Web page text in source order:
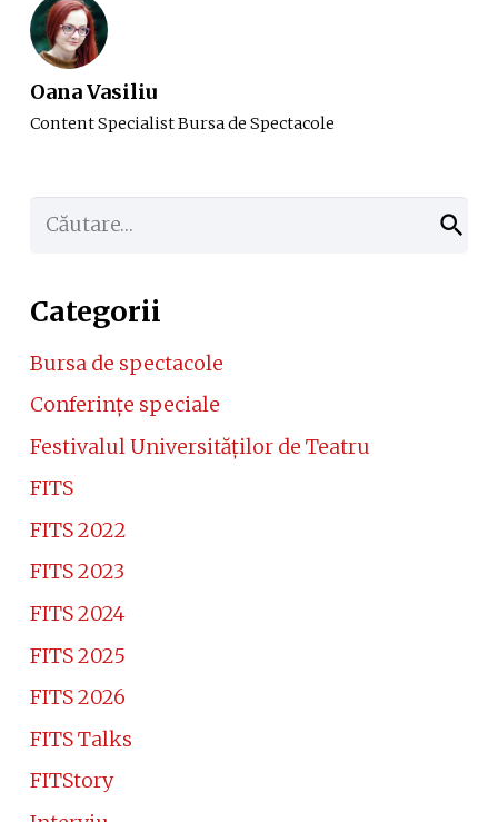
Oana Vasiliu
Content Specialist Bursa de Spectacole
Caută
Categorii
Bursa de spectacole
Conferinţe speciale
Festivalul Universităţilor de Teatru
FITS
FITS 2022
FITS 2023
FITS 2024
FITS 2025
FITS 2026
FITS Talks
FITStory